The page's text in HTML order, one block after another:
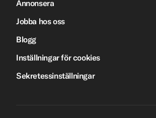
Annonsera
Jobba hos oss
Blogg
Inställningar för cookies
Sekretessinställningar